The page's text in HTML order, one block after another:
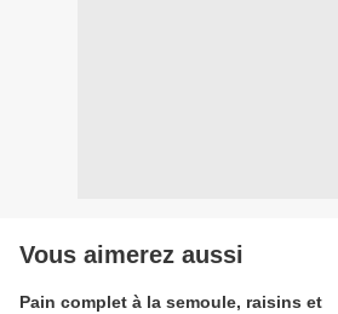
Vous aimerez aussi
Pain complet à la semoule, raisins et